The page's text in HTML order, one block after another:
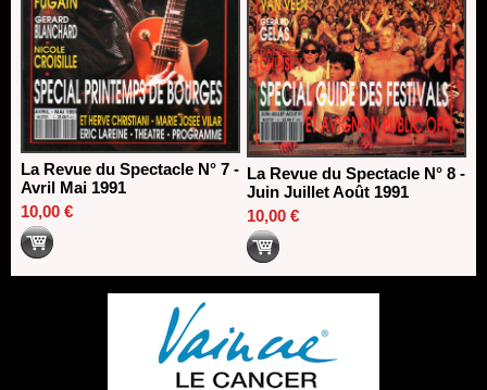
La Revue du Spectacle N° 7 -
Avril Mai 1991
10,00 €
La Revue du Spectacle N° 8 -
Juin Juillet Août 1991
10,00 €